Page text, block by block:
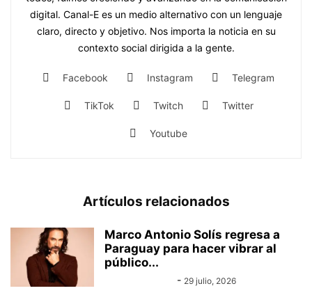
digital. Canal-E es un medio alternativo con un lenguaje
claro, directo y objetivo. Nos importa la noticia en su
contexto social dirigida a la gente.
Facebook Instagram Telegram
TikTok Twitch Twitter
Youtube
Artículos relacionados
Marco Antonio Solís regresa a
Paraguay para hacer vibrar al
público...
- 29 julio, 2026